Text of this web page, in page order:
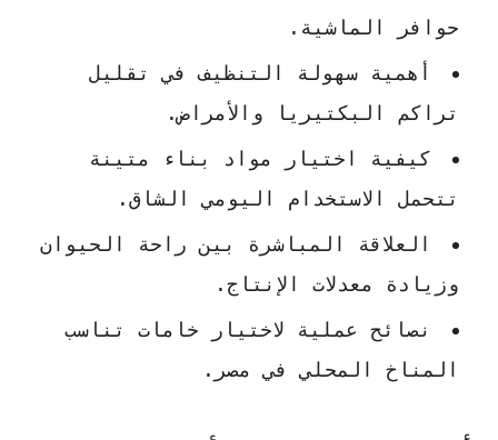
حوافر الماشية.
أهمية سهولة التنظيف في تقليل
تراكم البكتيريا والأمراض.
كيفية اختيار مواد بناء متينة
تتحمل الاستخدام اليومي الشاق.
العلاقة المباشرة بين راحة الحيوان
وزيادة معدلات الإنتاج.
نصائح عملية لاختيار خامات تناسب
المناخ المحلي في مصر.